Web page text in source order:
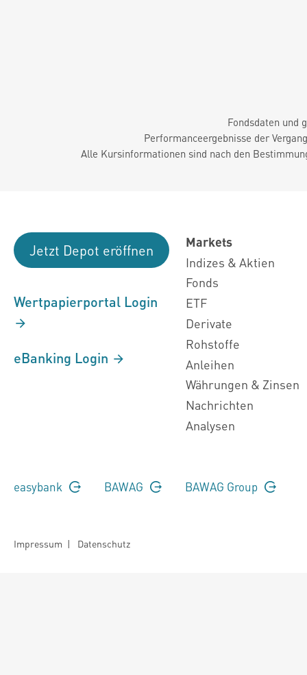
Fondsdaten und
Performanceergebnisse der
Alle Kursinformationen sind nach den
Jetzt Depot eröffnen
Wertpapierportal Login
eBanking Login
Markets
Indizes & Aktien
Fonds
ETF
Derivate
Rohstoffe
Anleihen
Währungen & Zinsen
Nachrichten
Analysen
easybank BAWAG BAWAG Group
Impressum | Datenschutz